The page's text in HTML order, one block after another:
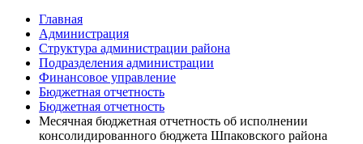
Главная
Администрация
Структура администрации района
Подразделения администрации
Финансовое управление
Бюджетная отчетность
Бюджетная отчетность
Месячная бюджетная отчетность об исполнении
консолидированного бюджета Шпаковского района